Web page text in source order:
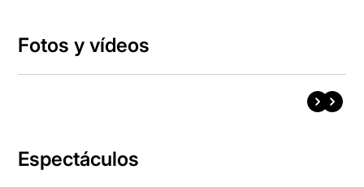
Fotos y vídeos
Espectáculos